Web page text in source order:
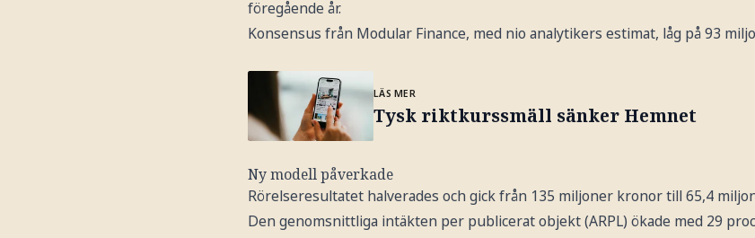
föregående år.
Konsensus från Modular Finance, med nio analytikers estimat, låg på 93
LÄS MER
Tysk riktkurssmäll sänker Hemnet
Ny modell påverkade
Rörelseresultatet halverades och gick från 135 miljoner kronor till 65,4
Den genomsnittliga intäkten per publicerat objekt (ARPL) ökade med 29